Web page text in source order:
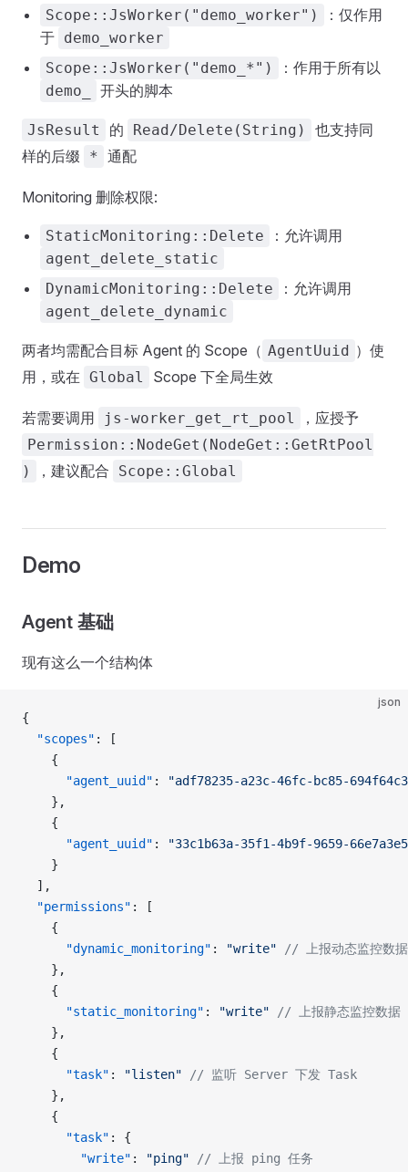
Scope::JsWorker("demo_worker")
：仅作用
于 demo_worker
Scope::JsWorker("demo_*")
：作用于所有以
demo_ 开头的脚本
JsResult 的 Read/Delete(String)
也支持同
样的后缀
* 通配
Monitoring 删除权限:
StaticMonitoring::Delete ：允许调用
agent_delete_static
DynamicMonitoring::Delete
：允许调用
agent_delete_dynamic
两者均需配合目标 Agent 的 Scope（ AgentUuid ）使
用，或在 Global Scope 下全局生效
若需要调用 js-worker_get_rt_pool ，应授予
Permission::NodeGet(NodeGet::GetRtPool
)
，建议配合 Scope::Global
Demo
Agent 基础
现有这么一个结构体
json
{
  "scopes"
: [
    {
      "agent_uuid"
:
"adf78235-a23c-46fc-bc85-
    },
    {
      "agent_uuid"
:
"33c1b63a-35f1-4b9f-9659-
    }
  ],
  "permissions"
: [
    {
      "dynamic_monitoring"
: "write" // 上报动态监控数据
    },
    {
      "static_monitoring"
: "write" // 上报静态监控数据
    },
    {
      "task"
: "listen" // 监听 Server 下发 Task
    },
    {
      "task"
: {
        "write"
: "ping" // 上报 ping 任务